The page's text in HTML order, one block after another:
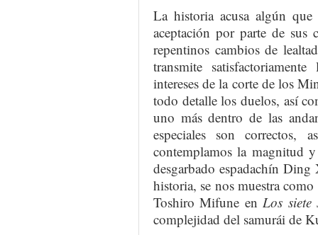
La historia acusa algún
aceptación por parte de sus
repentinos cambios de
transmite
intereses de la corte de los
todo detalle los duelos, así
uno más dentro de las
especiales son correctos,
contemplamos la magnitud
desgarbado espadachín
historia, se nos muestra
Toshiro Mifune enLos siete
complejidad del samurái de